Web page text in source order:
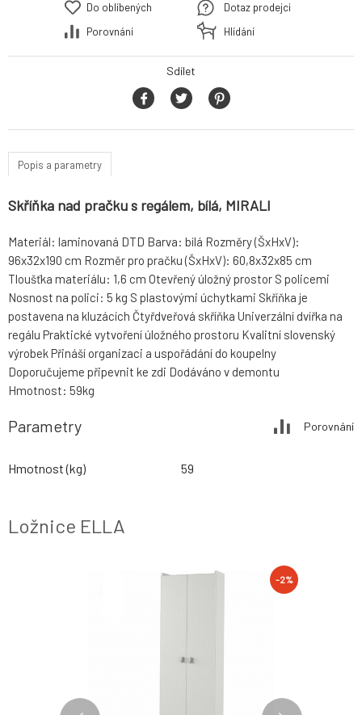
Do oblíbených
Porovnání
Dotaz prodejci
Hlídání
Sdílet
Popis a parametry
Skříňka nad pračku s regálem, bílá, MIRALI
Materiál: laminovaná DTD Barva: bílá Rozměry (ŠxHxV):
96x32x190 cm Rozměr pro pračku (ŠxHxV): 60,8x32x85 cm
Tloušťka materiálu: 1,6 cm Otevřený úložný prostor S policemi
Nosnost na polici: 5 kg S plastovými úchytkami Skříňka je
postavena na kluzácích Čtyřdveřová skříňka Univerzální dvířka na
regálu Praktické vytvoření úložného prostoru Kvalitní slovenský
výrobek Přináší organizaci a uspořádání do koupelny
Doporučujeme připevnit ke zdi Dodáváno v demontu
Hmotnost: 59kg
Parametry Porovnání
Hmotnost (kg) 59
Ložnice ELLA
-2%